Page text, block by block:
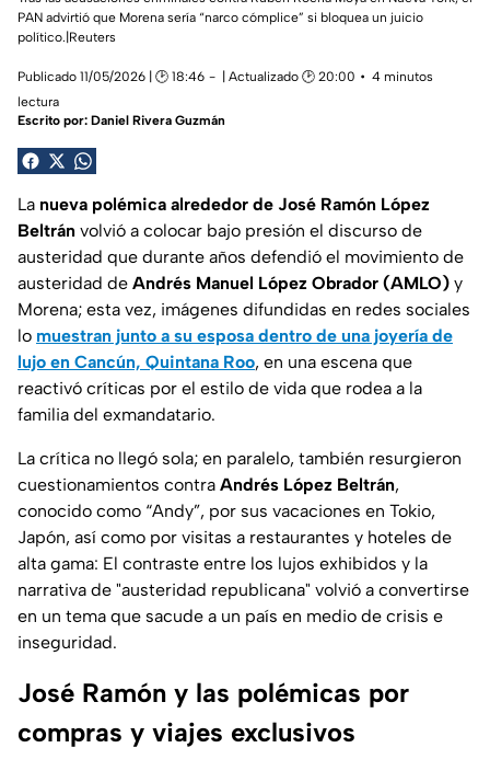
PAN advirtió que Morena sería “narco cómplice” si bloquea un juicio
político.|Reuters
Publicado 11/05/2026 | 🕑 18:46 | Actualizado 🕑 20:00
4 minutos
lectura
Escrito por: Daniel Rivera Guzmán
La nueva polémica alrededor de José Ramón López
Beltrán volvió a colocar bajo presión el discurso de
austeridad que durante años defendió el movimiento de
austeridad de Andrés Manuel López Obrador (AMLO) y
Morena; esta vez, imágenes difundidas en redes sociales
lo muestran junto a su esposa dentro de una joyería de
lujo en Cancún, Quintana Roo, en una escena que
reactivó críticas por el estilo de vida que rodea a la
familia del exmandatario.
La crítica no llegó sola; en paralelo, también resurgieron
cuestionamientos contra Andrés López Beltrán,
conocido como “Andy”, por sus vacaciones en Tokio,
Japón, así como por visitas a restaurantes y hoteles de
alta gama: El contraste entre los lujos exhibidos y la
narrativa de "austeridad republicana" volvió a convertirse
en un tema que sacude a un país en medio de crisis e
inseguridad.
José Ramón y las polémicas por
compras y viajes exclusivos